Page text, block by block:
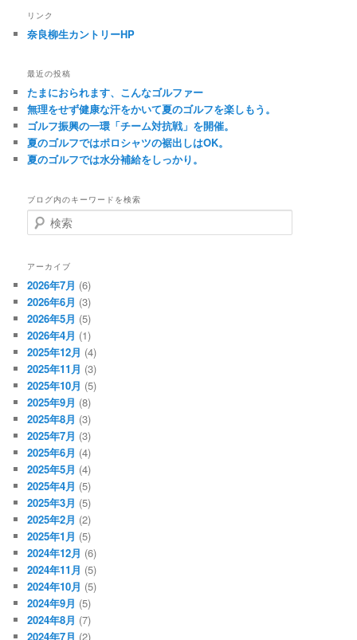
リンク
奈良柳生カントリーHP
最近の投稿
たまにおられます、こんなゴルファー
無理をせず健康な汗をかいて夏のゴルフを楽しもう。
ゴルフ振興の一環「チーム対抗戦」を開催。
夏のゴルフではポロシャツの裾出しはOK。
夏のゴルフでは水分補給をしっかり。
ブログ内のキーワードを検索
検
索
アーカイブ
2026年7月 (6)
2026年6月 (3)
2026年5月 (5)
2026年4月 (1)
2025年12月 (4)
2025年11月 (3)
2025年10月 (5)
2025年9月 (8)
2025年8月 (3)
2025年7月 (3)
2025年6月 (4)
2025年5月 (4)
2025年4月 (5)
2025年3月 (5)
2025年2月 (2)
2025年1月 (5)
2024年12月 (6)
2024年11月 (5)
2024年10月 (5)
2024年9月 (5)
2024年8月 (7)
2024年7月 (2)